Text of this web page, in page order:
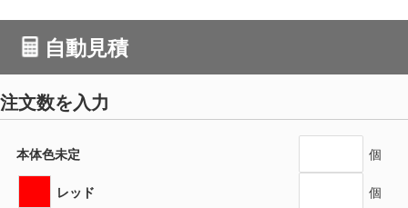
自動見積
注文数を入力
本体色未定 個
レッド 個